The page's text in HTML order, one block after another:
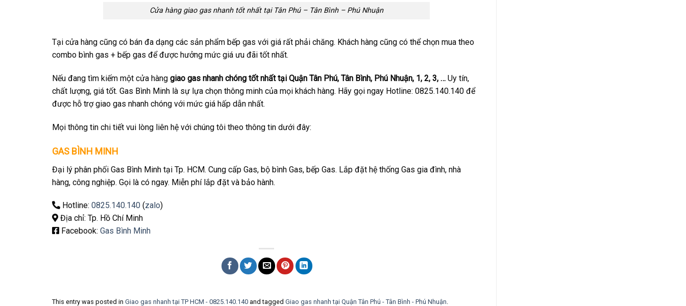
Cửa hàng giao gas nhanh tốt nhất tại Tân Phú – Tân Bình – Phú Nhuận
Tại cửa hàng cũng có bán đa dạng các sản phẩm bếp gas với giá rất phải chăng. Khách hàng cũng có thể chọn mua theo
combo bình gas + bếp gas để được hưởng mức giá ưu đãi tốt nhất.
Nếu đang tìm kiếm một cửa hàng giao gas nhanh chóng tốt nhất tại Quận Tân Phú, Tân Bình, Phú Nhuận, 1, 2, 3, … Uy tín,
chất lượng, giá tốt. Gas Bình Minh là sự lựa chọn thông minh của mọi khách hàng. Hãy gọi ngay Hotline: 0825.140.140 để
được hỗ trợ giao gas nhanh chóng với mức giá hấp dẫn nhất.
Mọi thông tin chi tiết vui lòng liên hệ với chúng tôi theo thông tin dưới đây:
GAS BÌNH MINH
Đại lý phân phối Gas Bình Minh tại Tp. HCM. Cung cấp Gas, bộ bình Gas, bếp Gas. Lắp đặt hệ thống Gas gia đình, nhà
hàng, công nghiệp. Gọi là có ngay. Miễn phí lắp đặt và bảo hành.
Hotline: 0825.140.140 (zalo)
Địa chỉ: Tp. Hồ Chí Minh
Facebook: Gas Bình Minh
This entry was posted in Giao gas nhanh tại TP HCM - 0825.140.140 and tagged Giao gas nhanh tại Quận Tân Phú - Tân Bình - Phú Nhuận